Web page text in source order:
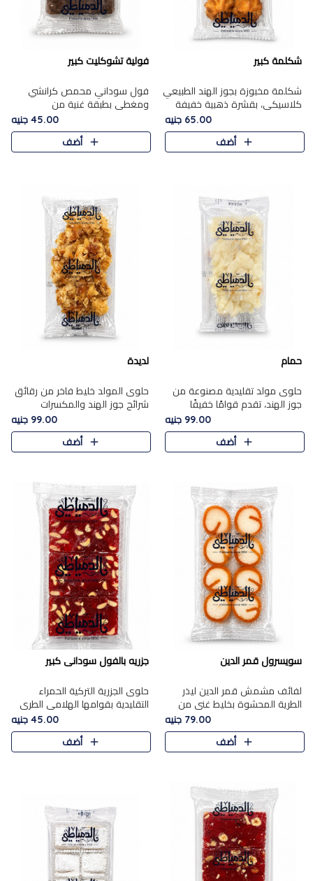
شكلمة كبير
شكلمة مخبوزة بجوز الهند الطبيعي
كلاسيكي، بقشرة ذهبية خفيفة
وقلب طري رطب يذوب في الفم،
تمنحك المذاق الشرقي الحلو الأصيل
التقليدي في كل لقمة.
65.00 جنيه
أضف
فولية تشوكليت كبير
فول سوداني محمص كرانشي
ومغطى بطبقة غنية من
الشوكولاتة، يجمع بين طعم
القرمشة الأصيلة الكلاسكيكية
التقليدية للفول السوداني وحلاوة
45.00 جنيه
أضف
حمام
حلوى مولد تقليدية مصنوعة من
جوز الهند، تقدم قوامًا خفيفًا
ونكهة شرقية أصيلة تجسد روح
الـموسم الأعياد.
99.00 جنيه
أضف
لديدة
حلوى المولد خليط فاخر من رقائق
شرائح جوز الهند والمكسرات
المحمصة، متماسك بشراب حلاوة
الكراميل الخفيفة ليمنحك قرمشة
غنية ومذاقًا شرقيًا أصيلً..
99.00 جنيه
أضف
سويسرول قمر الدين
لفائف مشمش قمر الدين ليذر
الطرية المحشوة بخليط غني من
جوز الهند الأبيض والمكسرات
الفاخرة، يقدم المذاق الحلو
الطبيعي لقمر الدين و تجمع بين
79.00 جنيه
أضف
جزريه بالفول سودانى كبير
حلوى الجزرية التركية الحمراء
التقليدية بقوامها الهلامي الطري
ولونها الأحمر المميز، محشوة
بسخاء بالفول السوداني المحمص
لتمنحك توازنًا رائعًا ..
45.00 جنيه
أضف